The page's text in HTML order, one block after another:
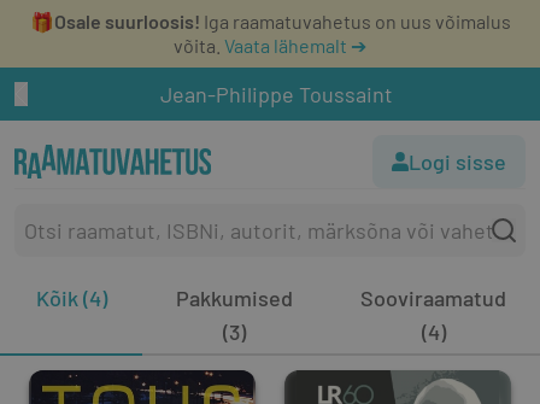
🎁Osale suurloosis! Iga raamatuvahetus on uus võimalus
võita. Vaata lähemalt ➔
Jean-Philippe Toussaint
Logi sisse
Kõik (4)
Pakkumised
(3)
Sooviraamatud
(4)